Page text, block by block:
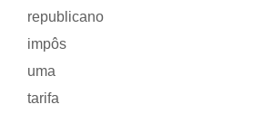
republicano
impôs
uma
tarifa